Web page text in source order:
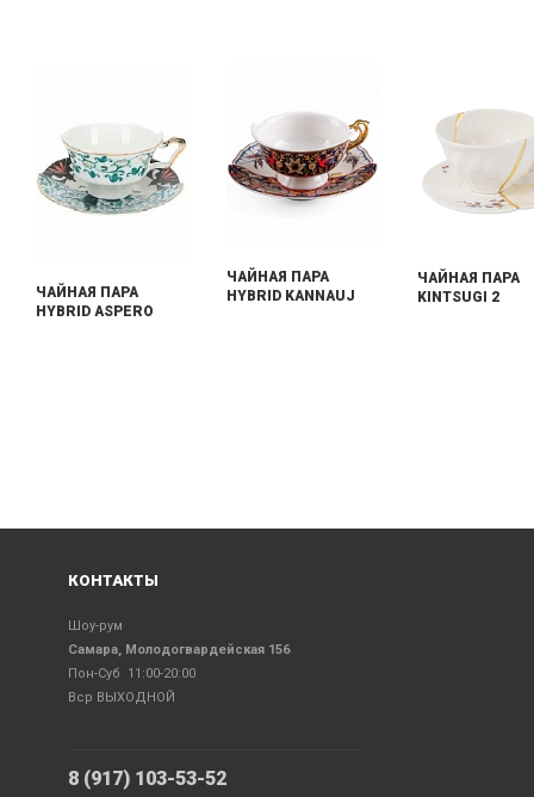
ЧАЙНАЯ ПАРА
HYBRID ASPERO
ЧАЙНАЯ ПАРА
HYBRID KANNAUJ
ЧАЙНАЯ ПАРА
KINTSUGI 2
КОНТАКТЫ
Шоу-рум
Самара, Молодогвардейская 156
Пон-Суб 11:00-20:00
Вср ВЫХОДНОЙ
8 (917) 103-53-52